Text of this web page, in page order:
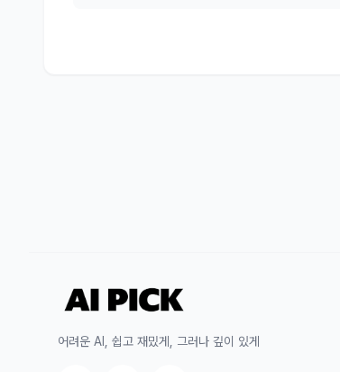
어려운 AI, 쉽고 재밌게, 그러나 깊이 있게